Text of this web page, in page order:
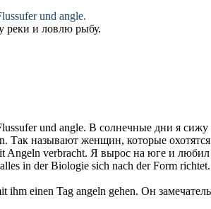
und angle.
реки и ловлю рыбу.
und angle. В солнечные дни я сижу
. Так называют женщин, которые
Angeln verbracht. Я вырос на юге и любил
in der Biologie sich nach der Form richtet.
ihm einen Tag angeln gehen. Он